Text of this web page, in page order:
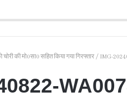
चोरी की मो0सा0 सहित किया गया गिरफ्तार / IMG-